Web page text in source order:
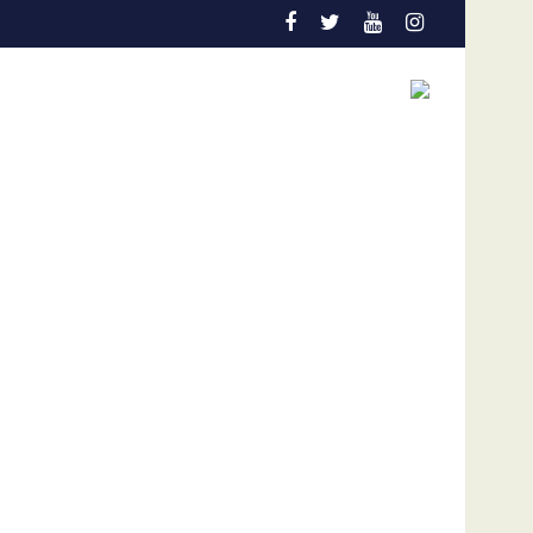
coyuntura
dólares por afectaciones a la salud mental de los niños
Vozinha genera furor en su presentación en el